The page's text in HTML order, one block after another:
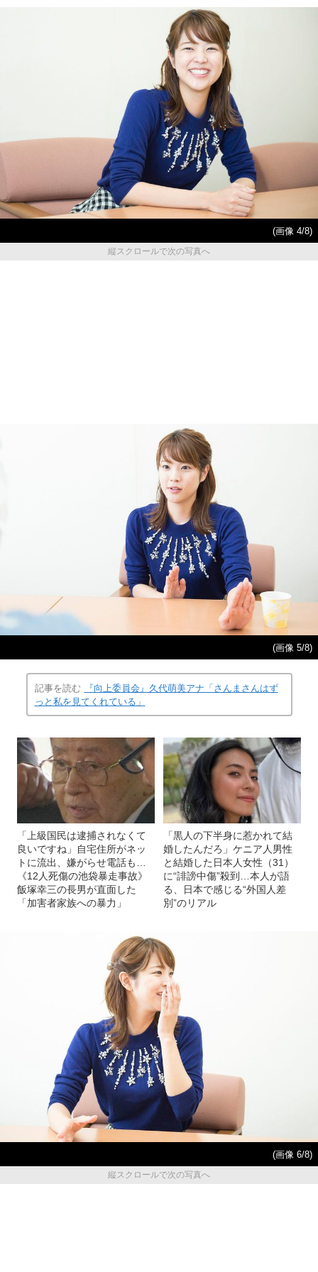
(画像 4/8)
縦スクロールで次の写真へ
(画像 5/8)
記事を読む
『向上委員会』久代萌美アナ「さんまさんはず
っと私を見てくれている」
「上級国民は逮捕されなくて
良いですね」自宅住所がネッ
トに流出、嫌がらせ電話も…
《12人死傷の池袋暴走事故》
飯塚幸三の長男が直面した
「加害者家族への暴力」
「黒人の下半身に惹かれて結
婚したんだろ」ケニア人男性
と結婚した日本人女性（31）
に“誹謗中傷”殺到…本人が語
る、日本で感じる“外国人差
別”のリアル
(画像 6/8)
縦スクロールで次の写真へ